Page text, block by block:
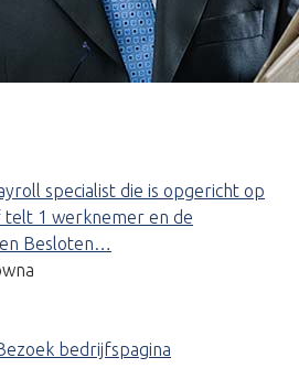
specialist die is opgericht op
1 werknemer en de
Besloten…
bedrijfspagina